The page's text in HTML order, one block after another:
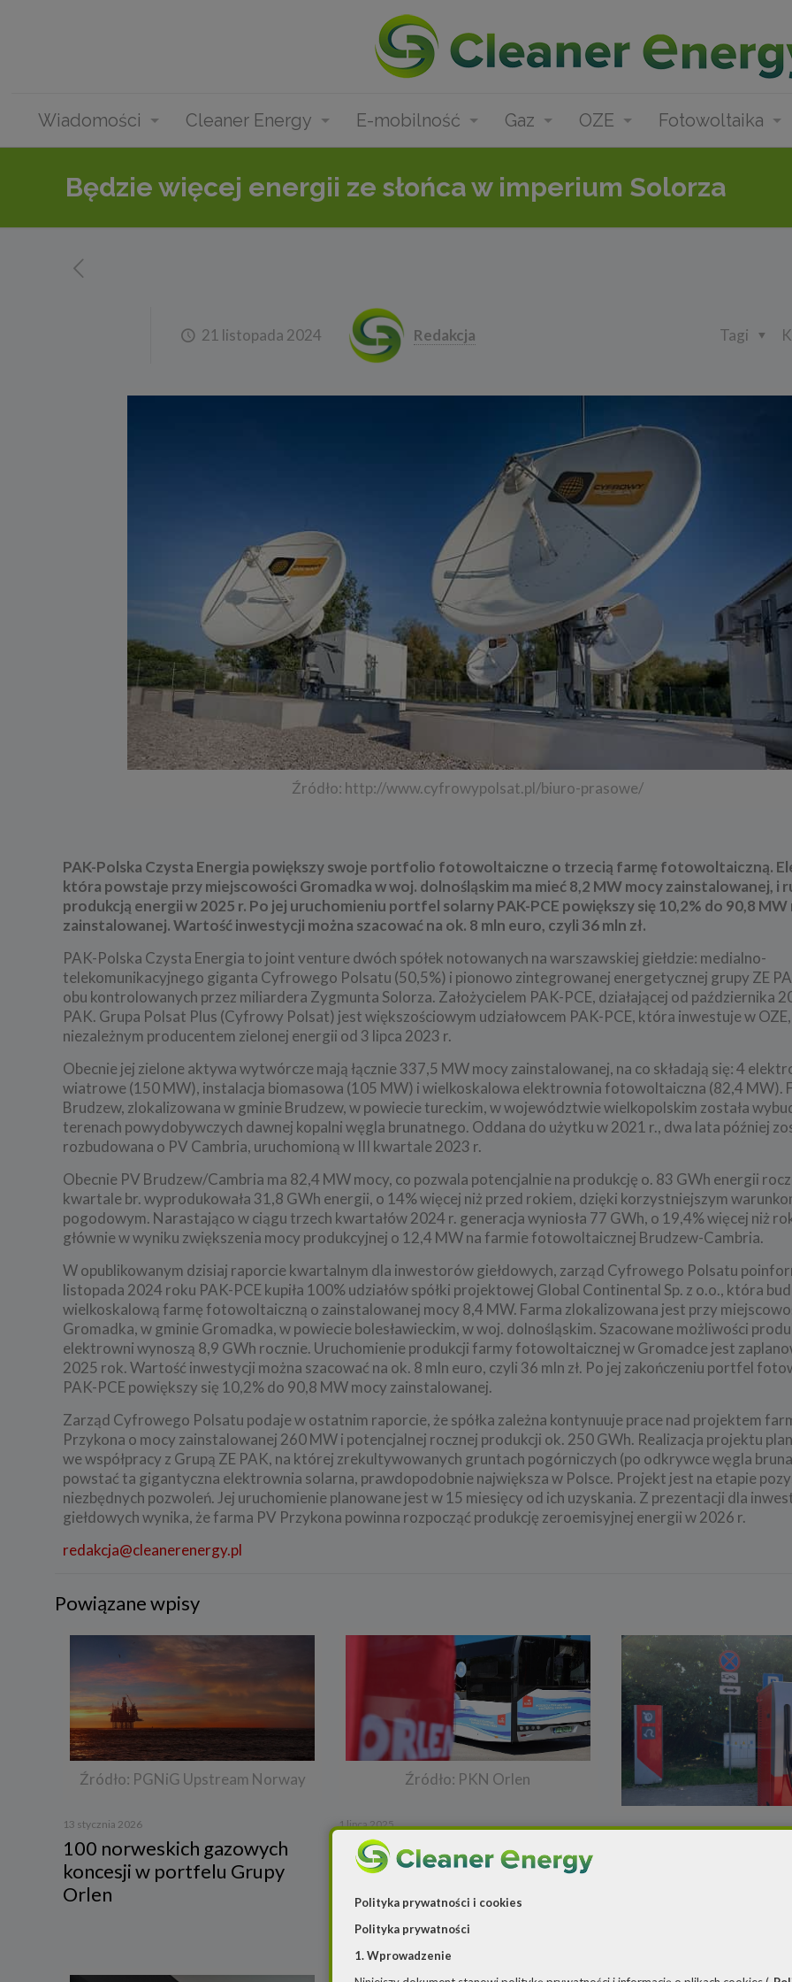
Wiadomości Cleaner Energy E-mobilność Gaz OZE Fotowoltaika
Będzie więcej energii ze słońca w imperium Solorza
21 listopada 2024 Redakcja Tagi
Źródło: http://www.cyfrowypolsat.pl/biuro-prasowe/
PAK-Polska Czysta Energia powiększy swoje portfolio fotowoltaiczne o trzecią farmę fotowoltaiczną.
która powstaje przy miejscowości Gromadka w woj. dolnośląskim ma mieć 8,2 MW mocy zainstalowanej, i
produkcją energii w 2025 r. Po jej uruchomieniu portfel solarny PAK-PCE powiększy się 10,2% do 90,8 MW
zainstalowanej. Wartość inwestycji można szacować na ok. 8 mln euro, czyli 36 mln zł.
PAK-Polska Czysta Energia to joint venture dwóch spółek notowanych na warszawskiej giełdzie: medialno-
telekomunikacyjnego giganta Cyfrowego Polsatu (50,5%) i pionowo zintegrowanej energetycznej grupy ZE
obu kontrolowanych przez miliardera Zygmunta Solorza. Założycielem PAK-PCE, działającej od października
PAK. Grupa Polsat Plus (Cyfrowy Polsat) jest większościowym udziałowcem PAK-PCE, która inwestuje w
niezależnym producentem zielonej energii od 3 lipca 2023 r.
Obecnie jej zielone aktywa wytwórcze mają łącznie 337,5 MW mocy zainstalowanej, na co składają się: 4
wiatrowe (150 MW), instalacja biomasowa (105 MW) i wielkoskalowa elektrownia fotowoltaiczna (82,4 MW).
Brudzew, zlokalizowana w gminie Brudzew, w powiecie tureckim, w województwie wielkopolskim została
terenach powydobywczych dawnej kopalni węgla brunatnego. Oddana do użytku w 2021 r., dwa lata później
rozbudowana o PV Cambria, uruchomioną w III kwartale 2023 r.
Obecnie PV Brudzew/Cambria ma 82,4 MW mocy, co pozwala potencjalnie na produkcję o. 83 GWh energii
kwartale br. wyprodukowała 31,8 GWh energii, o 14% więcej niż przed rokiem, dzięki korzystniejszym
pogodowym. Narastająco w ciągu trzech kwartałów 2024 r. generacja wyniosła 77 GWh, o 19,4% więcej niż
głównie w wyniku zwiększenia mocy produkcyjnej o 12,4 MW na farmie fotowoltaicznej Brudzew-Cambria.
W opublikowanym dzisiaj raporcie kwartalnym dla inwestorów giełdowych, zarząd Cyfrowego Polsatu
listopada 2024 roku PAK-PCE kupiła 100% udziałów spółki projektowej Global Continental Sp. z o.o., która
wielkoskalową farmę fotowoltaiczną o zainstalowanej mocy 8,4 MW. Farma zlokalizowana jest przy
Gromadka, w gminie Gromadka, w powiecie bolesławieckim, w woj. dolnośląskim. Szacowane możliwości
elektrowni wynoszą 8,9 GWh rocznie. Uruchomienie produkcji farmy fotowoltaicznej w Gromadce jest
2025 rok. Wartość inwestycji można szacować na ok. 8 mln euro, czyli 36 mln zł. Po jej zakończeniu portfel
PAK-PCE powiększy się 10,2% do 90,8 MW mocy zainstalowanej.
Zarząd Cyfrowego Polsatu podaje w ostatnim raporcie, że spółka zależna kontynuuje prace nad projektem
Przykona o mocy zainstalowanej 260 MW i potencjalnej rocznej produkcji ok. 250 GWh. Realizacja projektu
we współpracy z Grupą ZE PAK, na której zrekultywowanych gruntach pogórniczych (po odkrywce węgla
powstać ta gigantyczna elektrownia solarna, prawdopodobnie największa w Polsce. Projekt jest na etapie
niezbędnych pozwoleń. Jej uruchomienie planowane jest w 15 miesięcy od ich uzyskania. Z prezentacji dla
giełdowych wynika, że farma PV Przykona powinna rozpocząć produkcję zeroemisyjnej energii w 2026 r.
redakcja@cleanerenergy.pl
Powiązane wpisy
Źródło: PGNiG Upstream Norway
13 stycznia 2026
100 norweskich gazowych
koncesji w portfelu Grupy
Orlen
Źródło: PKN Orlen
1 lipca 2025
Zielone inwestycje Orlenu
będą sfinansowane
obligacjami
Polityka prywatności i cookies
Polityka prywatności
1. Wprowadzenie